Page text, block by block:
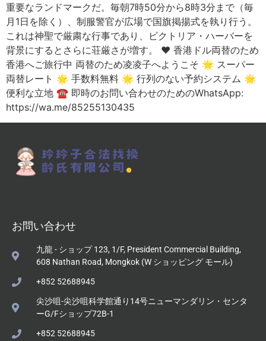
重要なランドマークだ。毎朝7時50分から8時3分まで（毎
月1日を除く）、制服警官が広場で国旗掲揚式を執り行う。
これは神聖で厳粛な行事であり、ビクトリア・ハーバーを
背景にするとさらに荘厳さが増す。 ❤️ 香港ドル両替のため
香港へご旅行中 両替のため凌凌子へようこそ 🌟 スーパー
両替レート 🌟 手数料無料 🌟 行列のない予約システム 🌟
便利な立地 ☎️ 即時のお問い合わせのためのWhatsApp:
https://wa.me/85255130435
お問い合わせ
九龍 - ショップ 123, 1/F, President Commercial Building,
608 Nathan Road, Mongkok (W ショッピング モール)
+852 52688945
尖沙咀-尖沙咀科学館通り14号ニューマンダリン・センタ
ーG/Fショップ72B-1
+852 52688945